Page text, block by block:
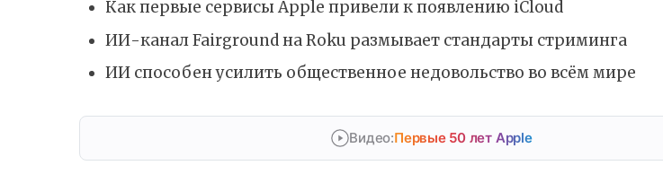
Как первые сервисы Apple привели к появлению iCloud
ИИ-канал Fairground на Roku размывает стандарты стриминга
ИИ способен усилить общественное недовольство во всём мире
Видео:Первые 50 лет Apple